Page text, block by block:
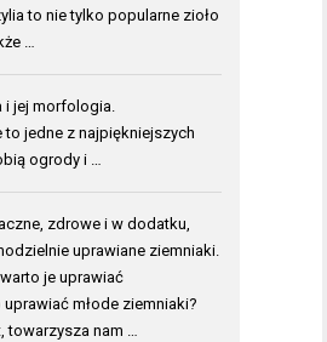
to nie tylko popularne zioło
…
i jej morfologia.
to jedne z najpiękniejszych
ogrody i …
zdrowe i w dodatku,
uprawiane ziemniaki.
je uprawiać
młode ziemniaki?
towarzysza nam …